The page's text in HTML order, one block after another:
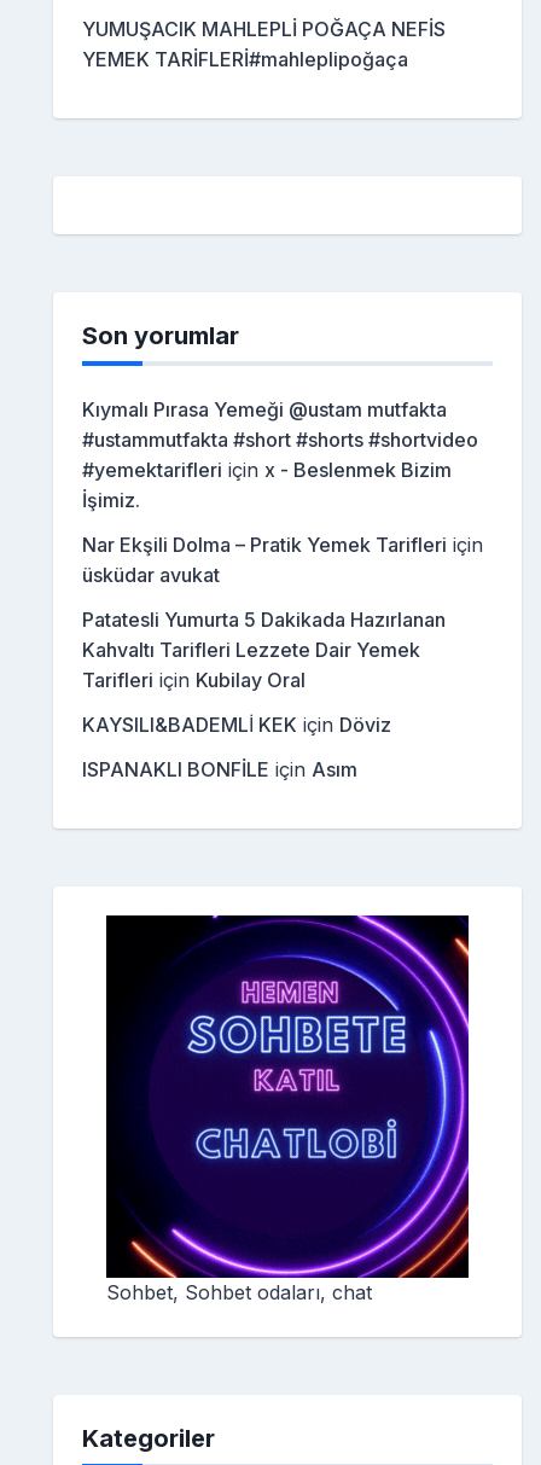
YUMUŞACIK MAHLEPLİ POĞAÇA NEFİS
YEMEK TARİFLERİ#mahleplipoğaça
Son yorumlar
Kıymalı Pırasa Yemeği @ustam mutfakta
#ustammutfakta #short #shorts #shortvideo
#yemektarifleri için x - Beslenmek Bizim
İşimiz.
Nar Ekşili Dolma – Pratik Yemek Tarifleri için
üsküdar avukat
Patatesli Yumurta 5 Dakikada Hazırlanan
Kahvaltı Tarifleri Lezzete Dair Yemek
Tarifleri için Kubilay Oral
KAYSILI&BADEMLİ KEK için Döviz
ISPANAKLI BONFİLE için Asım
Sohbet, Sohbet odaları, chat
Kategoriler